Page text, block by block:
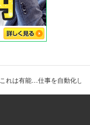
これは有能…仕事を自動化し